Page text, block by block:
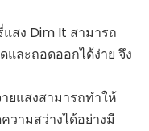
สง Dim It สามารถ
และถอดออกได้ง่าย จึง
ยแสงสามารถทำให้
วามสว่างได้อย่างมี